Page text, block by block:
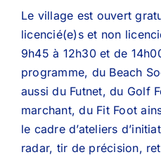
Le village est ouvert
licencié(e)s et non
9h45 à 12h30 et de
programme, du Beach
aussi du Futnet, du Golf
marchant, du Fit Foot
le cadre d’ateliers
radar, tir de précision,